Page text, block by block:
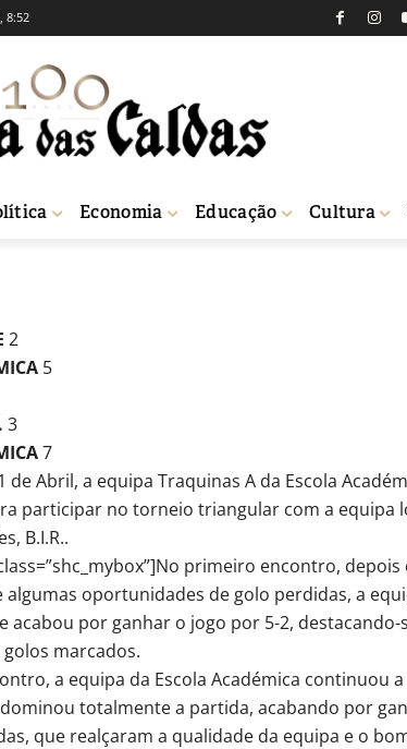
8:52
Economia Educação Cultura
torneio
Abril, 2017 859
2
5
3
7
de Abril, a equipa Traquinas A da Escola
participar no torneio triangular com a equipa
B.I.R..
primeiro encontro,
oportunidades de golo perdidas, a
acabou por ganhar o jogo por 5-2, destacando-
marcados.
a equipa da Escola Académica continuou
totalmente a partida, acabando por
que realçaram a qualidade da equipa e o